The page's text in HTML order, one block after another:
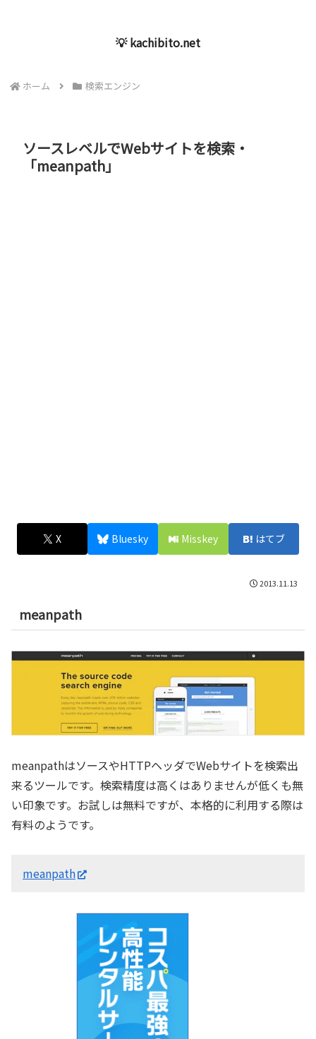
💡 kachibito.net
ホーム 検索エンジン
ソースレベルでWebサイトを検索・
「meanpath」
X Bluesky Misskey はてブ
2013.11.13
meanpath
meanpathはソースやHTTPヘッダでWebサイトを検索出
来るツールです。検索精度は高くはありませんが低くも無
い印象です。お試しは無料ですが、本格的に利用する際は
有料のようです。
meanpath